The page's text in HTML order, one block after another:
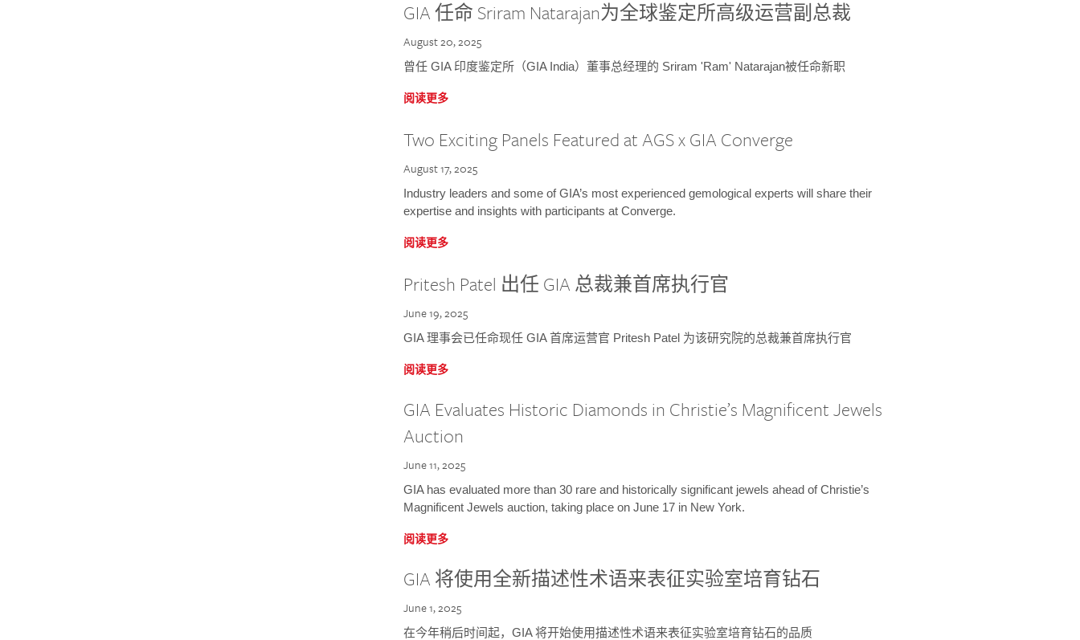
GIA 任命 Sriram Natarajan为全球鉴定所高级运营副总裁
August 20, 2025
曾任 GIA 印度鉴定所（GIA India）董事总经理的 Sriram 'Ram' Natarajan被任命新职
阅读更多
Two Exciting Panels Featured at AGS x GIA Converge
August 17, 2025
Industry leaders and some of GIA’s most experienced gemological experts will share their
expertise and insights with participants at Converge.
阅读更多
Pritesh Patel 出任 GIA 总裁兼首席执行官
June 19, 2025
GIA 理事会已任命现任 GIA 首席运营官 Pritesh Patel 为该研究院的总裁兼首席执行官
阅读更多
GIA Evaluates Historic Diamonds in Christie’s Magnificent Jewels
Auction
June 11, 2025
GIA has evaluated more than 30 rare and historically significant jewels ahead of Christie’s
Magnificent Jewels auction, taking place on June 17 in New York.
阅读更多
GIA 将使用全新描述性术语来表征实验室培育钻石
June 1, 2025
在今年稍后时间起，GIA 将开始使用描述性术语来表征实验室培育钻石的品质